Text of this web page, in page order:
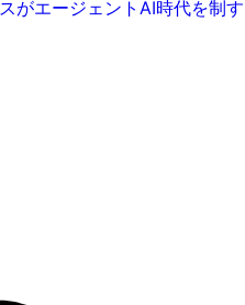
がエージェントAI時代を制す